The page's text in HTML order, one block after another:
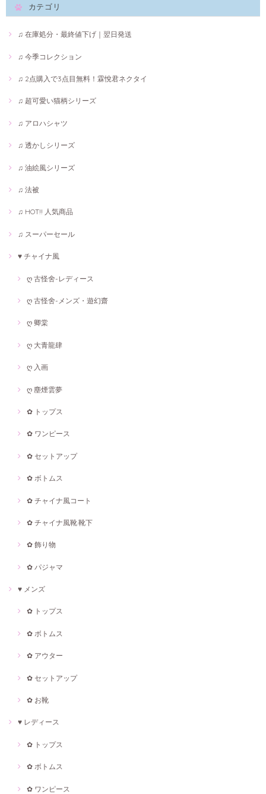
カテゴリ
♫ 在庫処分・最終値下げ｜翌日発送
♫ 今季コレクション
♫ 2点購入で3点目無料！霖悅君ネクタイ
♫ 超可愛い猫柄シリーズ
♫ アロハシャツ
♫ 透かしシリーズ
♫ 油絵風シリーズ
♫ 法被
♫ HOT!! 人気商品
♫ スーパーセール
♥ チャイナ風
ღ 古怪舍-レディース
ღ 古怪舍-メンズ・遊幻齋
ღ 卿棠
ღ 大青龍肆
ღ 入画
ღ 塵煙雲夢
✿ トップス
✿ ワンピース
✿ セットアップ
✿ ボトムス
✿ チャイナ風コート
✿ チャイナ風靴·靴下
✿ 飾り物
✿ パジャマ
♥ メンズ
✿ トップス
✿ ボトムス
✿ アウター
✿ セットアップ
✿ お靴
♥ レディース
✿ トップス
✿ ボトムス
✿ ワンピース